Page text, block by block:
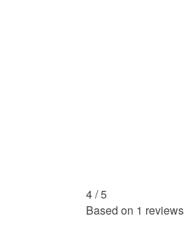
4 /5
Based on 1 reviews